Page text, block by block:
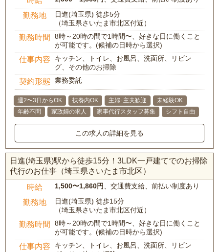
勤務地
日進(埼玉県) 徒歩5分
（埼玉県さいたま市北区付近）
勤務時間
8時～20時の間で1時間〜、好きな日に働くこと
が可能です。(候補の日時から選択)
仕事内容
キッチン、トイレ、お風呂、洗面所、リビン
グ、その他のお掃除
契約形態 業務委託
週2〜3日からOK 扶養内OK 主婦･主夫歓迎
未経験OK
年齢不問
家政婦の求人 家事代行スタッフ募集 シフト自由
この求人の詳細を見る
日進(埼玉県)駅から徒歩15分！3LDK一戸建てでのお掃除
代行のお仕事（埼玉県さいたま市北区）
時給 1,500〜1,860円、交通費支給、前払い制度あり
勤務地
日進(埼玉県) 徒歩15分
（埼玉県さいたま市北区付近）
勤務時間
8時～20時の間で1時間〜、好きな日に働くこと
が可能です。(候補の日時から選択)
仕事内容
キッチン、トイレ、お風呂、洗面所、リビン